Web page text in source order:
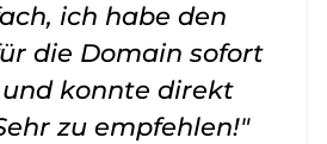
ich habe den
die Domain sofort
konnte direkt
zu empfehlen!"